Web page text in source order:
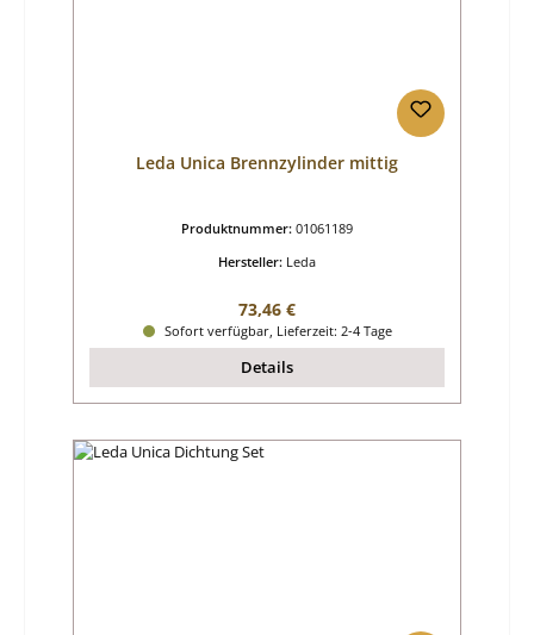
Leda Unica Brennzylinder mittig
Produktnummer: 01061189
Hersteller: Leda
Regulärer Preis:
73,46 €
Sofort verfügbar, Lieferzeit: 2-4 Tage
Details